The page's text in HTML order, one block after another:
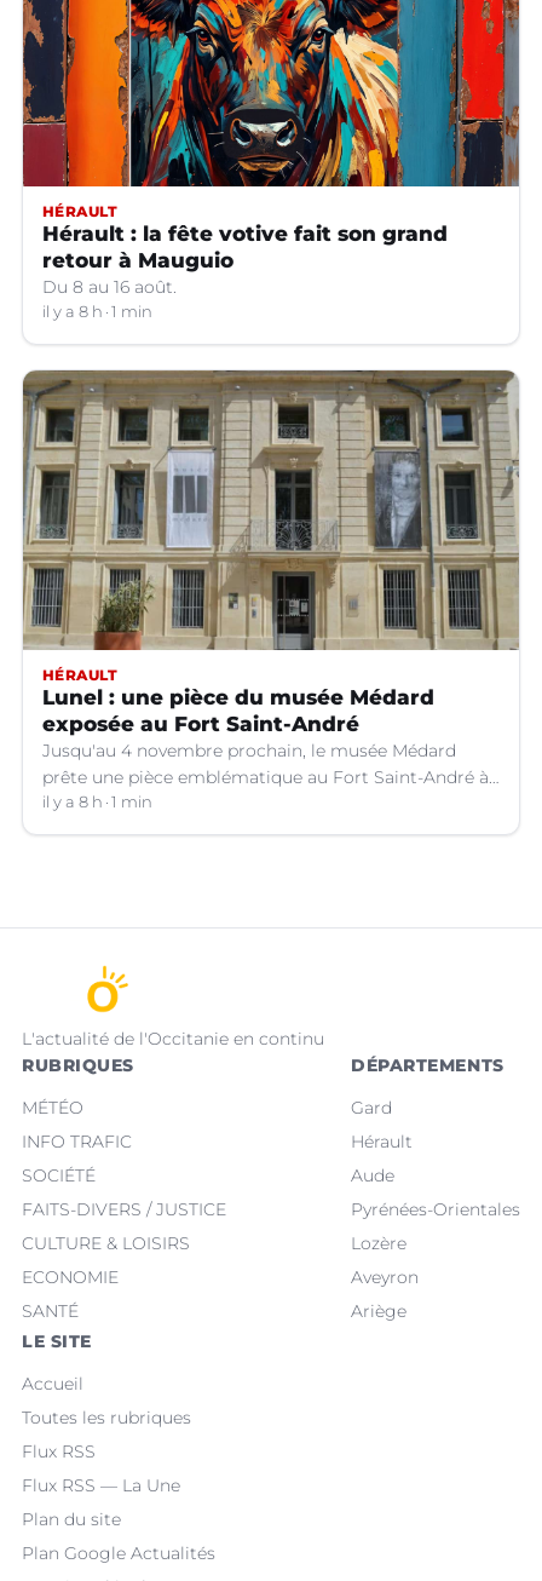
HÉRAULT
Hérault : la fête votive fait son grand
retour à Mauguio
Du 8 au 16 août.
il y a 8 h 1 min
HÉRAULT
Lunel : une pièce du musée Médard
exposée au Fort Saint-André
Jusqu'au 4 novembre prochain, le musée Médard
prête une pièce emblématique au Fort Saint-André à
Villeneuve-lez-Avignon (Gard).
il y a 8 h 1 min
L'actualité de l'Occitanie en continu
RUBRIQUES
MÉTÉO
INFO TRAFIC
SOCIÉTÉ
FAITS-DIVERS / JUSTICE
CULTURE & LOISIRS
ECONOMIE
SANTÉ
DÉPARTEMENTS
Gard
Hérault
Aude
Pyrénées-Orientales
Lozère
Aveyron
Ariège
LE SITE
Accueil
Toutes les rubriques
Flux RSS
Flux RSS — La Une
Plan du site
Plan Google Actualités